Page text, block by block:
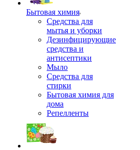
Бытовая химия
Средства для
мытья и уборки
Дезинфицирующие
средства и
антисептики
Мыло
Средства для
стирки
Бытовая химия для
дома
Репелленты